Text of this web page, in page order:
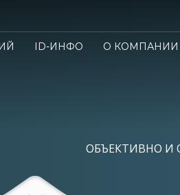
ID-ИНФО О КОМПАНИИ
ОБЪЕКТИВНО И